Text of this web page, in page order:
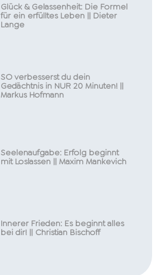
Glück & Gelassenheit: Die Formel
für ein erfülltes Leben || Dieter
Lange
SO verbesserst du dein
Gedächtnis in NUR 20 Minuten! ||
Markus Hofmann
Seelenaufgabe: Erfolg beginnt
mit Loslassen || Maxim Mankevich
Innerer Frieden: Es beginnt alles
bei dir! || Christian Bischoff